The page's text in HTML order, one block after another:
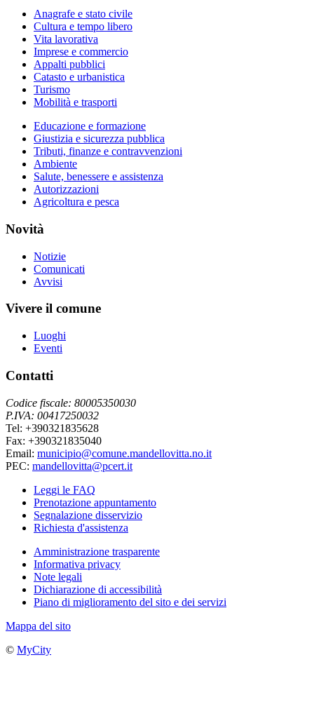
Anagrafe e stato civile
Cultura e tempo libero
Vita lavorativa
Imprese e commercio
Appalti pubblici
Catasto e urbanistica
Turismo
Mobilità e trasporti
Educazione e formazione
Giustizia e sicurezza pubblica
Tributi, finanze e contravvenzioni
Ambiente
Salute, benessere e assistenza
Autorizzazioni
Agricoltura e pesca
Novità
Notizie
Comunicati
Avvisi
Vivere il comune
Luoghi
Eventi
Contatti
Codice fiscale: 80005350030
P.IVA: 00417250032
Tel: +390321835628
Fax: +390321835040
Email: municipio@comune.mandellovitta.no.it
PEC: mandellovitta@pcert.it
Leggi le FAQ
Prenotazione appuntamento
Segnalazione disservizio
Richiesta d'assistenza
Amministrazione trasparente
Informativa privacy
Note legali
Dichiarazione di accessibilità
Piano di miglioramento del sito e dei servizi
Mappa del sito
© MyCity